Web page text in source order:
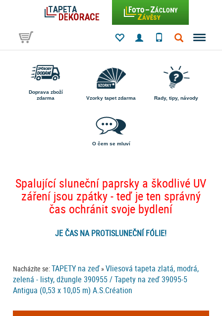
Doprava zboží
zdarma
Vzorky tapet zdarma Rady, tipy, návody
O čem se mluví
Spalující sluneční paprsky a škodlivé UV
záření jsou zpátky - teď je ten správný
čas ochránit svoje bydlení
JE ČAS NA PROTISLUNEČNÍ FÓLIE!
Nacházíte se:TAPETY na zeď »Vliesová tapeta zlatá, modrá,
zelená - listy, džungle 390955 / Tapety na zeď 39095-5
Antigua (0,53 x 10,05 m) A.S.Création